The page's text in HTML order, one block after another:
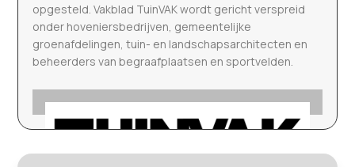
opgesteld. Vakblad TuinVAK wordt gericht verspreid
onder hoveniersbedrijven, gemeentelijke
groenafdelingen, tuin- en landschapsarchitecten en
beheerders van begraafplaatsen en sportvelden.